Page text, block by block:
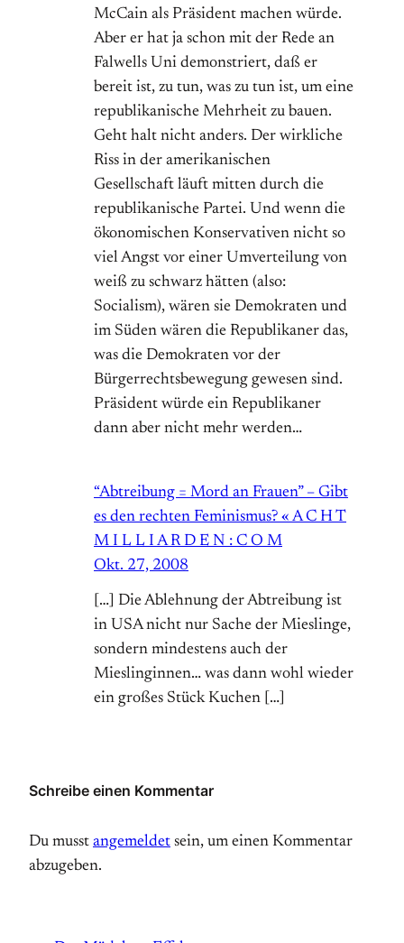
McCain als Präsident machen würde.
Aber er hat ja schon mit der Rede an
Falwells Uni demonstriert, daß er
bereit ist, zu tun, was zu tun ist, um eine
republikanische Mehrheit zu bauen.
Geht halt nicht anders. Der wirkliche
Riss in der amerikanischen
Gesellschaft läuft mitten durch die
republikanische Partei. Und wenn die
ökonomischen Konservativen nicht so
viel Angst vor einer Umverteilung von
weiß zu schwarz hätten (also:
Socialism), wären sie Demokraten und
im Süden wären die Republikaner das,
was die Demokraten vor der
Bürgerrechtsbewegung gewesen sind.
Präsident würde ein Republikaner
dann aber nicht mehr werden…
“Abtreibung = Mord an Frauen” – Gibt
es den rechten Feminismus? « A C H T
M I L L I A R D E N : C O M
Okt. 27, 2008
[…] Die Ablehnung der Abtreibung ist
in USA nicht nur Sache der Mieslinge,
sondern mindestens auch der
Mieslinginnen… was dann wohl wieder
ein großes Stück Kuchen […]
Schreibe einen Kommentar
Du musst angemeldet sein, um einen Kommentar
abzugeben.